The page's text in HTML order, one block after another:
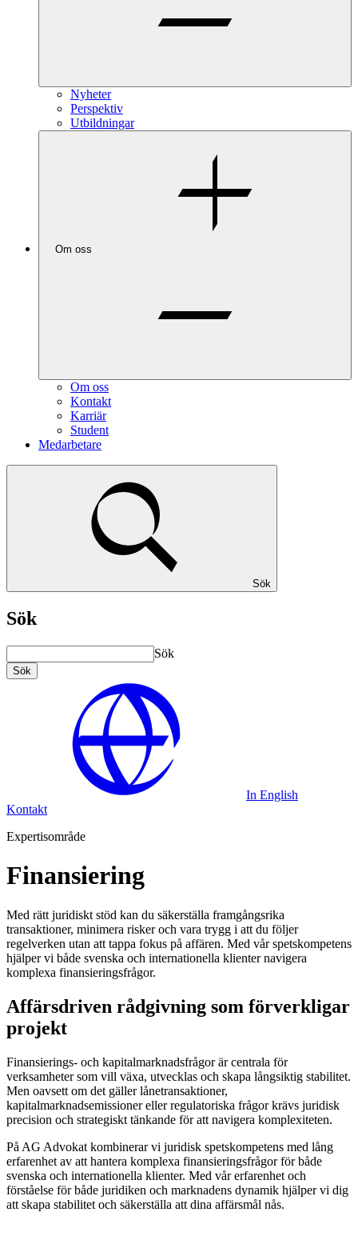
Nyheter
Perspektiv
Utbildningar
Om oss
Om oss
Kontakt
Karriär
Student
Medarbetare
Sök
Sök
Sök
Sök
In English
Kontakt
Expertisområde
Finansiering
Med rätt juridiskt stöd kan du säkerställa framgångsrika
transaktioner, minimera risker och vara trygg i att du följer
regelverken utan att tappa fokus på affären. Med vår spetskompetens
hjälper vi både svenska och internationella klienter navigera
komplexa finansieringsfrågor.
Affärsdriven rådgivning som förverkligar
projekt
Finansierings- och kapitalmarknadsfrågor är centrala för
verksamheter som vill växa, utvecklas och skapa långsiktig stabilitet.
Men oavsett om det gäller lånetransaktioner,
kapitalmarknadsemissioner eller regulatoriska frågor krävs juridisk
precision och strategiskt tänkande för att navigera komplexiteten.
På AG Advokat kombinerar vi juridisk spetskompetens med lång
erfarenhet av att hantera komplexa finansieringsfrågor för både
svenska och internationella klienter. Med vår erfarenhet och
förståelse för både juridiken och marknadens dynamik hjälper vi dig
att skapa stabilitet och säkerställa att dina affärsmål nås.